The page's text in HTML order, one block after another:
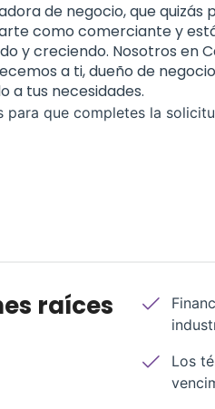
de negocio, que
como comerciante y
y creciendo. Nosotros en
a ti, dueño de
a tus necesidades.
que completes la
raíces
Los